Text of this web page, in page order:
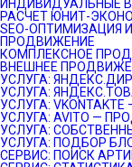
ИНДИВИДУАЛЬНЫЕ
РАСЧЕТ ЮНИТ-
SEO-ОПТИМИЗАЦИЯ
ПРОДВИЖЕНИЕ
КОМПЛЕКСНОЕ
ВНЕШНЕЕ
УСЛУГА:
УСЛУГА:
УСЛУГА:
УСЛУГА: AVITO —
УСЛУГА:
УСЛУГА: ПОДБОР
СЕРВИС: ПОИСК